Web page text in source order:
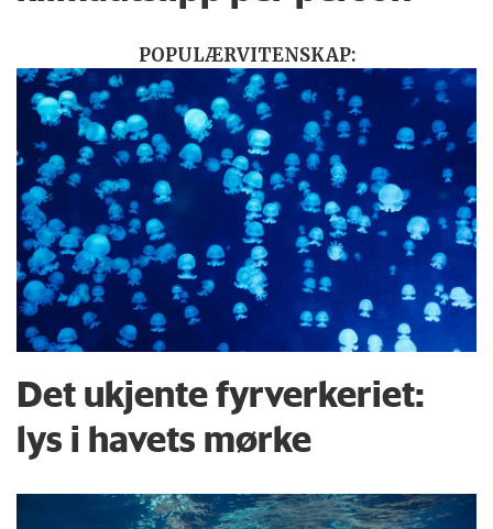
POPULÆRVITENSKAP:
Det ukjente fyrverkeriet:
lys i havets mørke